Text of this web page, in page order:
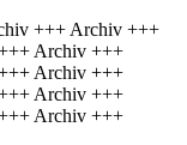
+++ Archiv +++
Archiv +++
Archiv +++
Archiv +++
Archiv +++